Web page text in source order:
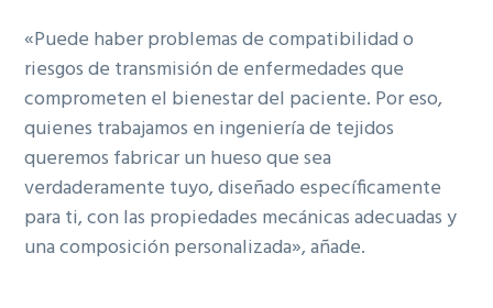
«Puede haber problemas de compatibilidad o
riesgos de transmisión de enfermedades que
comprometen el bienestar del paciente. Por eso,
quienes trabajamos en ingeniería de tejidos
queremos fabricar un hueso que sea
verdaderamente tuyo, diseñado específicamente
para ti, con las propiedades mecánicas adecuadas y
una composición personalizada», añade.